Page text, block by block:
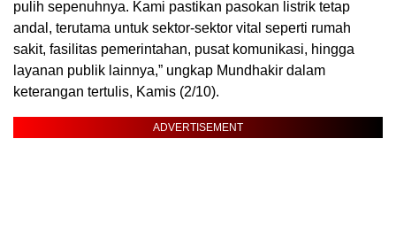
pulih sepenuhnya. Kami pastikan pasokan listrik tetap
andal, terutama untuk sektor-sektor vital seperti rumah
sakit, fasilitas pemerintahan, pusat komunikasi, hingga
layanan publik lainnya,” ungkap Mundhakir dalam
keterangan tertulis, Kamis (2/10).
ADVERTISEMENT